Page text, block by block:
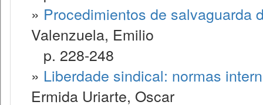
» Procedimientos de salvaguarda
Valenzuela, Emilio
p. 228-248
» Liberdade sindical: normas
Ermida Uriarte, Oscar